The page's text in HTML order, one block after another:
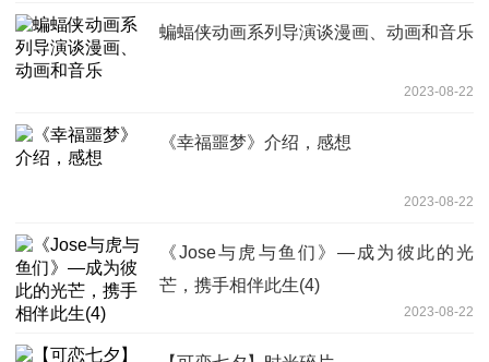
蝙蝠侠动画系列导演谈漫画、动画和音乐
2023-08-22
《幸福噩梦》介绍，感想
2023-08-22
《Jose与虎与鱼们》—成为彼此的光
芒，携手相伴此生(4)
2023-08-22